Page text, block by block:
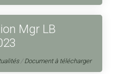
Mgr LB
/Document à télécharger